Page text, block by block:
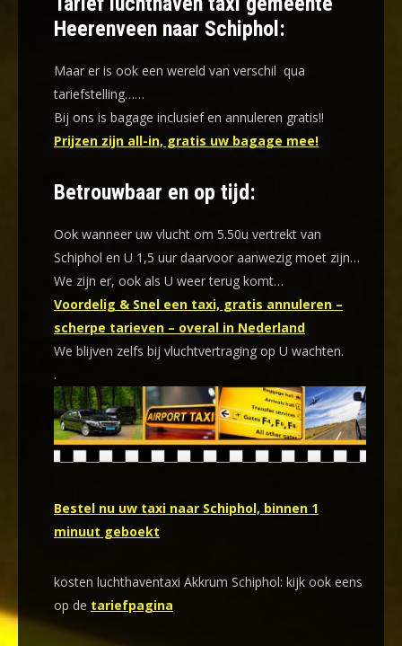
Heerenveen naar Schiphol:
Maar er is ook een wereld van verschil qua
tariefstelling……
Bij ons is bagage inclusief en annuleren gratis!!
Prijzen zijn all-in, gratis uw bagage mee!
Betrouwbaar en op tijd:
Ook wanneer uw vlucht om 5.50u vertrekt van
Schiphol en U 1,5 uur daarvoor aanwezig moet zijn…
We zijn er, ook als U weer terug komt…
Voordelig & Snel een taxi, gratis annuleren –
scherpe tarieven – overal in Nederland
We blijven zelfs bij vluchtvertraging op U wachten.
.
Bestel nu uw taxi naar Schiphol, binnen 1
minuut geboekt
kosten luchthaventaxi Akkrum Schiphol: kijk ook eens
op de tariefpagina